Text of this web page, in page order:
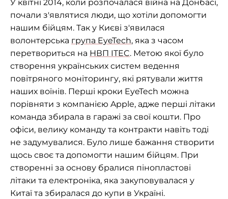
У квітні 2014, коли розпочалася війна на Донбасі,
почали з'являтися люди, що хотіли допомогти
нашим бійцям. Так у Києві з'явилася
волонтерська група EyeTech, яка з часом
перетвориться на НВП ITEC. Метою якої було
створення українських систем ведення
повітряного моніторингу, які рятували життя
наших воїнів. Перші кроки EyeTech можна
порівняти з компанією Apple, адже перші літаки
команда збирала в гаражі за свої кошти. Про
офіси, велику команду та контракти навіть тоді
не задумувалися. Було лише бажання створити
щось своє та допомогти нашим бійцям. При
створенні за основу бралися пінопластові
літаки та електроніка, яка закуповувалася у
Китаї та збиралася до купи в Україні.